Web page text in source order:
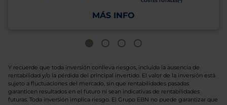
MÁS INFO
Y recuerde que toda inversión conlleva riesgos, incluida la ausencia de
rentabilidad y/o la pérdida del principal invertido. El valor de la inversión está
sujeto a fluctuaciones del mercado, sin que rentabilidades pasadas
garanticen resultados en el futuro ni sean indicativas de rentabilidades
futuras. Toda inversión implica riesgo. El Grupo EBN no puede garantizar que